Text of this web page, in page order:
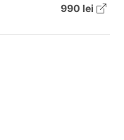
990 lei